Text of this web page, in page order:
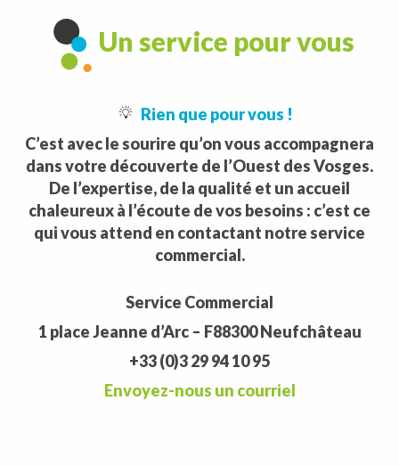
Un service pour vous
Rien que pour vous !
C’est avec le sourire qu’on vous accompagnera
dans votre découverte de l’Ouest des Vosges.
De l’expertise, de la qualité et un accueil
chaleureux à l’écoute de vos besoins : c’est ce
qui vous attend en contactant notre service
commercial.
Service Commercial
1 place Jeanne d’Arc – F88300 Neufchâteau
+33 (0)3 29 94 10 95
Envoyez-nous un courriel